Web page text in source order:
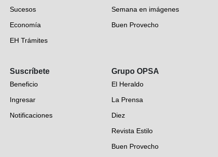
Sucesos
Economía
EH Trámites
EH Verifica
Fotogalerías
Deportes
Videos
Semana en imágenes
Buen Provecho
Suscríbete
Beneficio
Ingresar
Notificaciones
Grupo OPSA
El Heraldo
La Prensa
Diez
Revista Estilo
Buen Provecho